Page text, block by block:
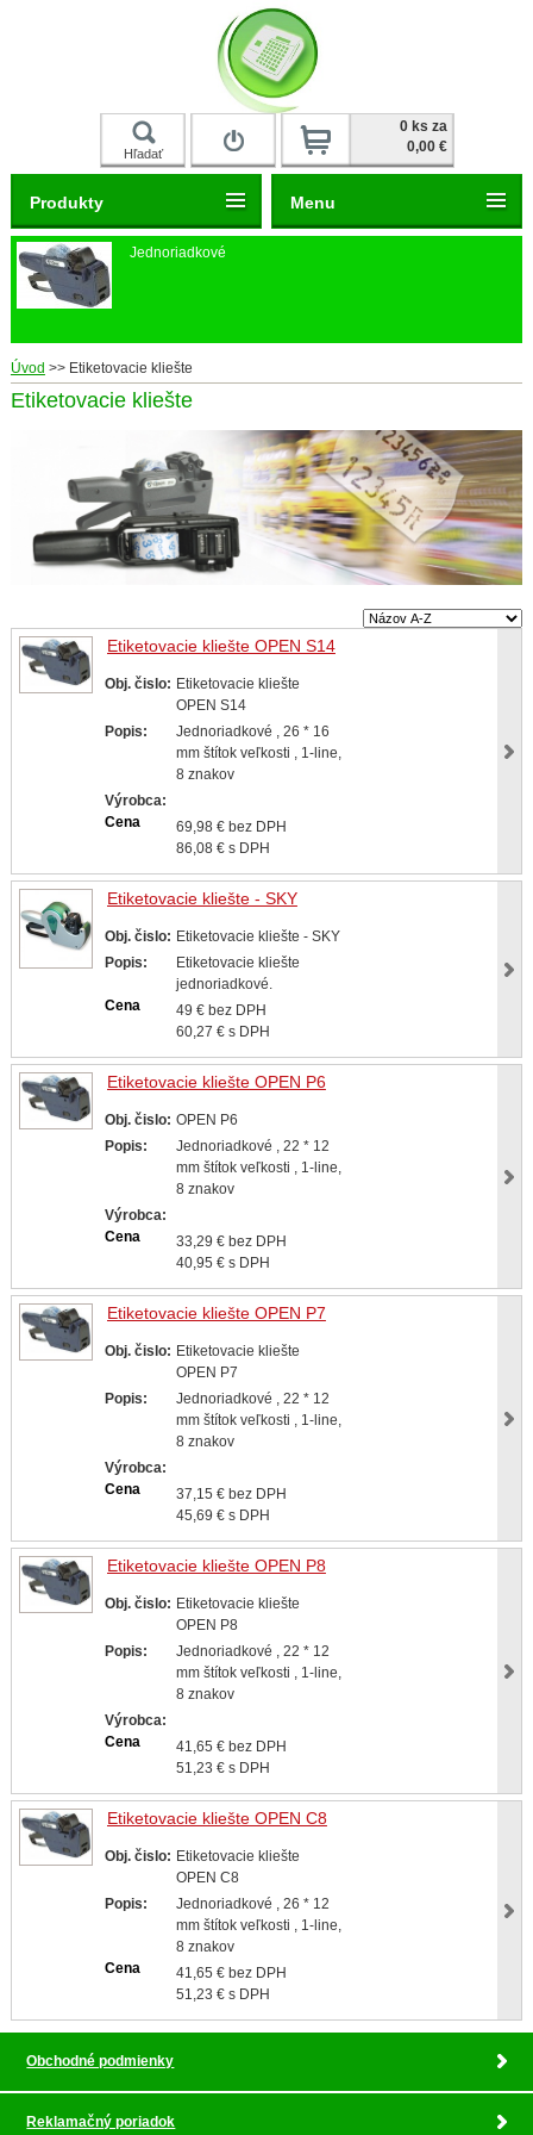
Hľadať
0 ks za
0,00 €
Jednoriadkové
Úvod >> Etiketovacie kliešte
Etiketovacie kliešte
Etiketovacie kliešte OPEN S14
Obj. čislo: Etiketovacie kliešte
OPEN S14
Popis:
Jednoriadkové , 26 * 16
mm štítok veľkosti , 1-line,
8 znakov
Výrobca:
Cena
69,98 € bez DPH
86,08 € s DPH
Etiketovacie kliešte - SKY
Obj. čislo: Etiketovacie kliešte - SKY
Popis:
Etiketovacie kliešte
jednoriadkové.
Cena
49 € bez DPH
60,27 € s DPH
Etiketovacie kliešte OPEN P6
Obj. čislo: OPEN P6
Popis:
Jednoriadkové , 22 * 12
mm štítok veľkosti , 1-line,
8 znakov
Výrobca:
Cena
33,29 € bez DPH
40,95 € s DPH
Etiketovacie kliešte OPEN P7
Obj. čislo: Etiketovacie kliešte
OPEN P7
Popis:
Jednoriadkové , 22 * 12
mm štítok veľkosti , 1-line,
8 znakov
Výrobca:
Cena
37,15 € bez DPH
45,69 € s DPH
Etiketovacie kliešte OPEN P8
Obj. čislo: Etiketovacie kliešte
OPEN P8
Popis:
Jednoriadkové , 22 * 12
mm štítok veľkosti , 1-line,
8 znakov
Výrobca:
Cena
41,65 € bez DPH
51,23 € s DPH
Etiketovacie kliešte OPEN C8
Obj. čislo: Etiketovacie kliešte
OPEN C8
Popis:
Jednoriadkové , 26 * 12
mm štítok veľkosti , 1-line,
8 znakov
Cena
41,65 € bez DPH
51,23 € s DPH
Produkty
Obchodné podmienky
Reklamačný poriadok
Menu